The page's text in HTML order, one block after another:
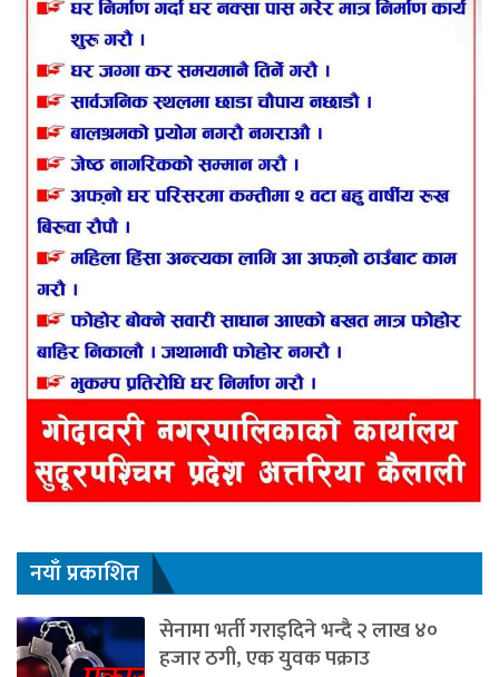
नयाँ प्रकाशित
सेनामा भर्ती गराइदिने भन्दै २ लाख ४०
हजार ठगी, एक युवक पक्राउ